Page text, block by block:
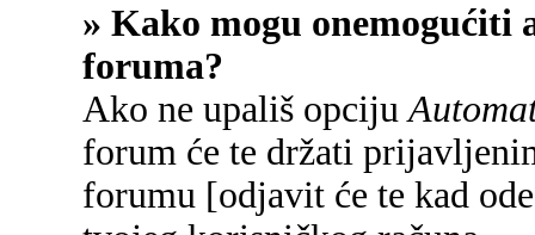
» Kako mogu onemogućiti
foruma?
Ako ne upališ opciju
forum će te držati
forumu [odjavit će te kad